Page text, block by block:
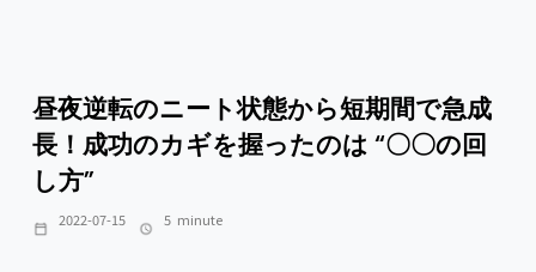
昼夜逆転のニート状態から短期間で急成
長！成功のカギを握ったのは “〇〇の回
し方”
2022-07-15 5 minute